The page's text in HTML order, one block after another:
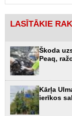
LASĪTĀKIE
Škoda
Peaq,
Kārļa
ierīkos